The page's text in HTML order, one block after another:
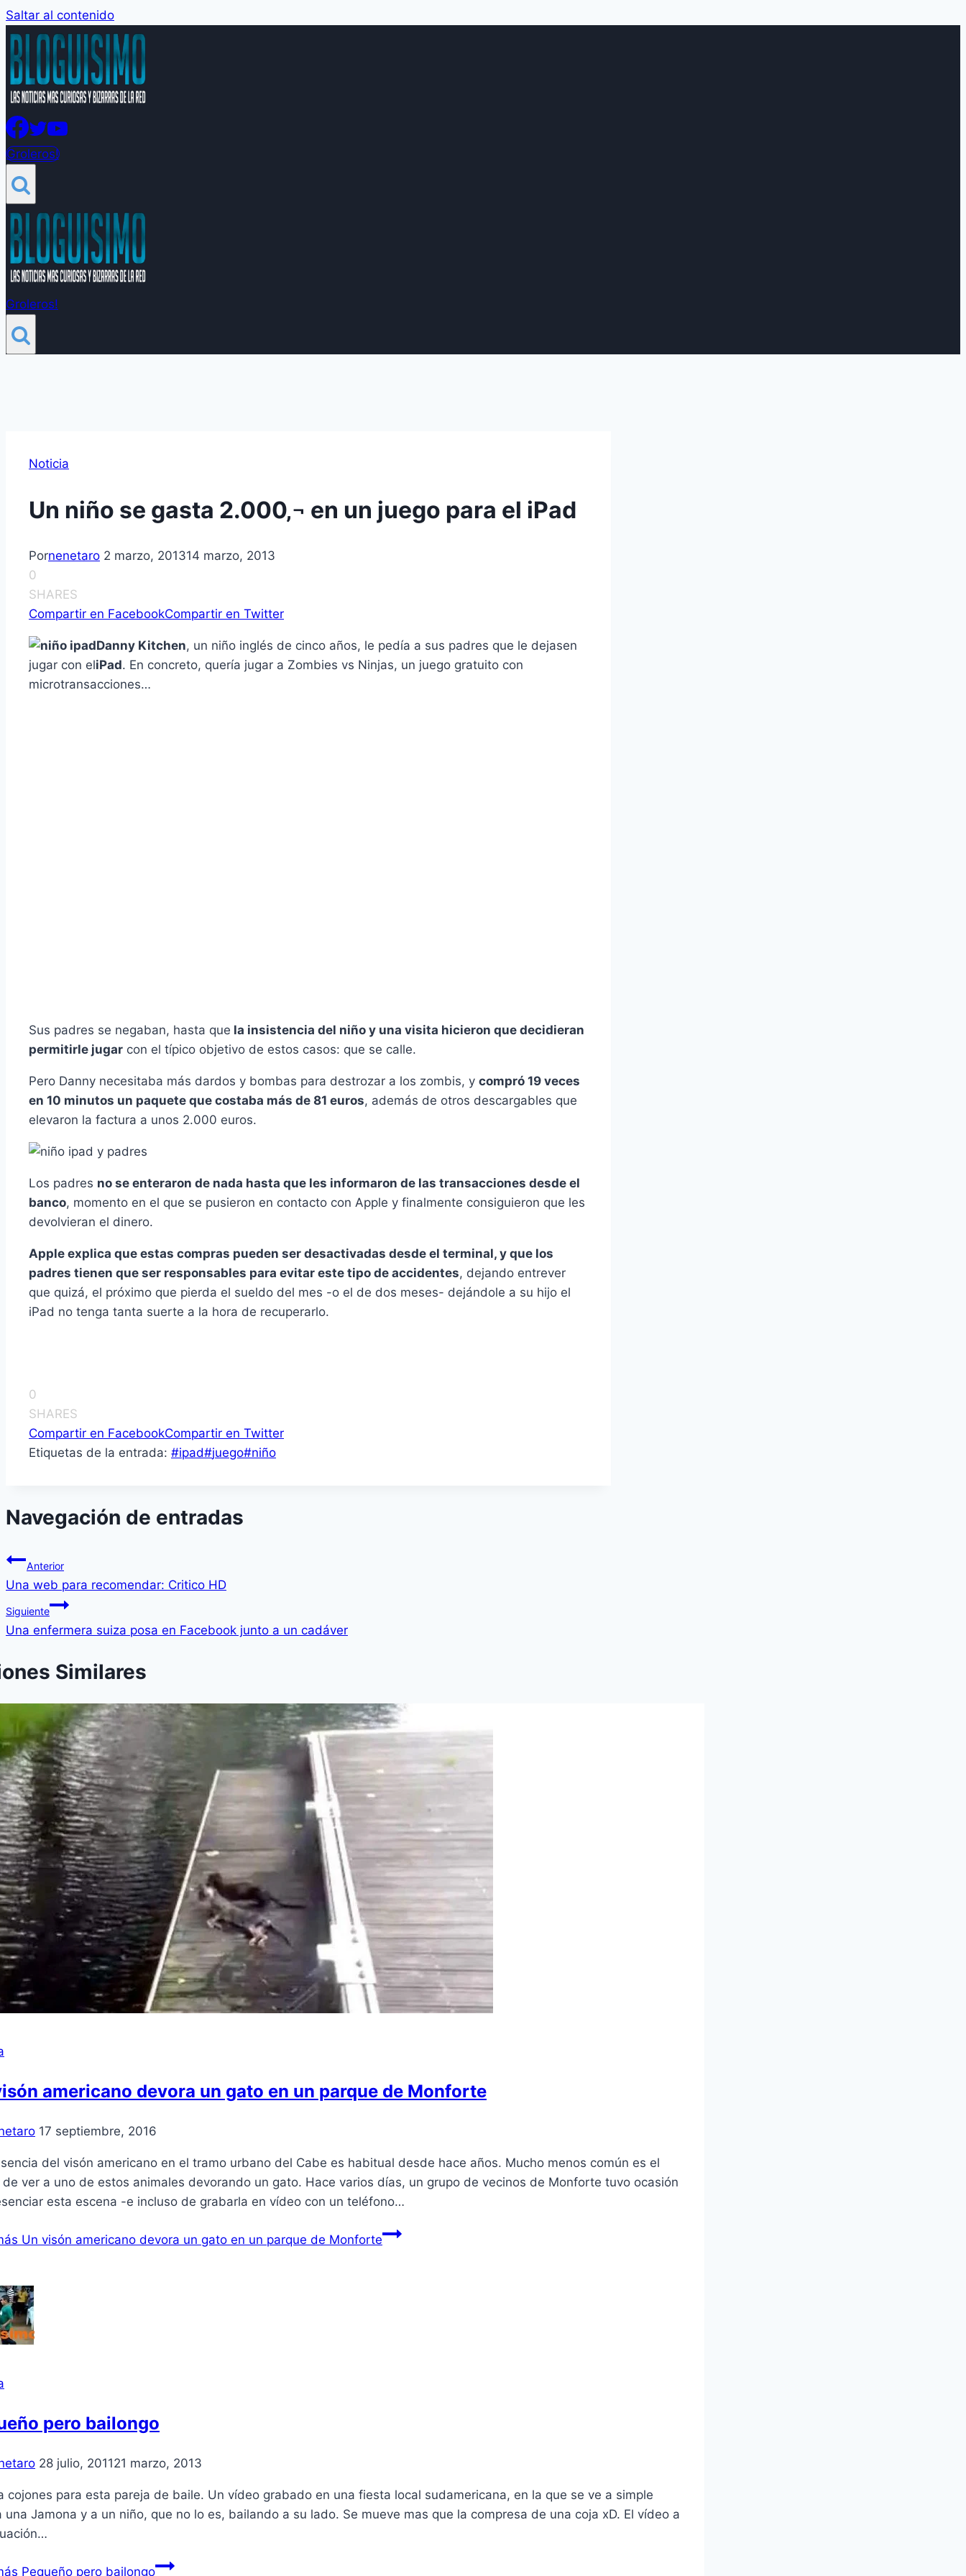
Saltar al contenido
Groleros!
Groleros!
Noticia
Un niño se gasta 2.000‚¬ en un juego para el iPad
Pornenetaro 2 marzo, 201314 marzo, 2013
0
SHARES
Compartir en FacebookCompartir en Twitter
Danny Kitchen, un niño inglés de cinco años, le pedí­a a sus padres que le dejasen
jugar con eliPad. En concreto, querí­a jugar a Zombies vs Ninjas, un juego gratuito con
microtransacciones…
Sus padres se negaban, hasta que la insistencia del niño y una visita hicieron que decidieran
permitirle jugar con el tí­pico objetivo de estos casos: que se calle.
Pero Danny necesitaba más dardos y bombas para destrozar a los zombis, y compró 19 veces
en 10 minutos un paquete que costaba más de 81 euros, además de otros descargables que
elevaron la factura a unos 2.000 euros.
Los padres no se enteraron de nada hasta que les informaron de las transacciones desde el
banco, momento en el que se pusieron en contacto con Apple y finalmente consiguieron que les
devolvieran el dinero.
Apple explica que estas compras pueden ser desactivadas desde el terminal, y que los
padres tienen que ser responsables para evitar este tipo de accidentes, dejando entrever
que quizá, el próximo que pierda el sueldo del mes -o el de dos meses- dejándole a su hijo el
iPad no tenga tanta suerte a la hora de recuperarlo.
0
SHARES
Compartir en FacebookCompartir en Twitter
Etiquetas de la entrada: #ipad#juego#niño
Navegación de entradas
Anterior
Una web para recomendar: Critico HD
Siguiente
Una enfermera suiza posa en Facebook junto a un cadáver
Similares
americano devora un gato en un parque de Monforte
17 septiembre, 2016
del visón americano en el tramo urbano del Cabe es habitual desde hace años. Mucho menos común es el
de ver a uno de estos animales devorando un gato. Hace varios días, un grupo de vecinos de Monforte tuvo ocasión
esta escena -e incluso de grabarla en vídeo con un teléfono…
Un visón americano devora un gato en un parque de Monforte
pero bailongo
28 julio, 201121 marzo, 2013
cojones para esta pareja de baile. Un ví­deo grabado en una fiesta local sudamericana, en la que se ve a simple
una Jamona y a un niño, que no lo es, bailando a su lado. Se mueve mas que la compresa de una coja xD. El ví­deo a
Pequeño pero bailongo